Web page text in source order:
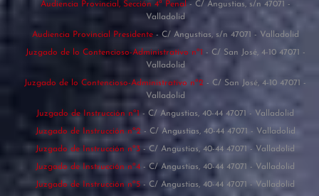
Audiencia Provincial, Sección 4ª Penal- C/ Angustias, s/n 47071 -
Valladolid
Audiencia Provincial Presidente - C/ Angustias, s/n 47071 - Valladolid
Juzgado de lo Contencioso-Administrativo nº1 - C/ San José, 4-10 47071 -
Valladolid
Juzgado de lo Contencioso-Administrativo nº2 - C/ San José, 4-10 47071 -
Valladolid
Juzgado de Instrucción nº1 - C/ Angustias, 40-44 47071 - Valladolid
Juzgado de Instrucción nº2 - C/ Angustias, 40-44 47071 - Valladolid
Juzgado de Instrucción nº3 - C/ Angustias, 40-44 47071 - Valladolid
Juzgado de Instrucción nº4 - C/ Angustias, 40-44 47071 - Valladolid
Juzgado de Instrucción nº5 - C/ Angustias, 40-44 47071 - Valladolid